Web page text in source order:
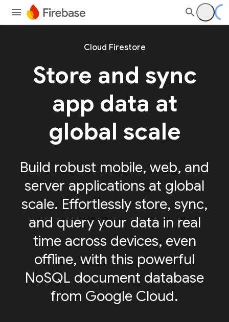
Cloud Firestore
Store and sync
app data at
global scale
Build robust mobile, web, and
server applications at global
scale. Effortlessly store, sync,
and query your data in real
time across devices, even
offline, with this powerful
NoSQL document database
from Google Cloud.